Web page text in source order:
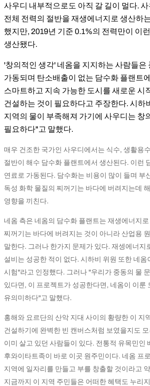
사우디 내부적으로도 아직 갈 길이 멀다.
전체 전력의 절반을 재생에너지로 생산하
했지만, 2019년 기준 0.1%의 전력만이 이
생산됐다.
'창의적인 생각' 네옴을 지지하는 사람들은
가동되며 탄소배출이 없는 담수화 플랜트
스마트하고 지속 가능한 도시를 새로운 시
건설하는 것이 필요하다고 주장한다. 시하
지역의 물이 부족해져 가기에 사우디는 창
필요하다"고 말했다.
매우 건조한 국가인 사우디에서는 식수, 생활용
절반이 해수 담수화 플랜트에서 생산된다. 이런
연료로 가동된다. 담수화는 비용이 많이 들며 부
독성 화학 물질의 찌꺼기는 바다에 버려지는데
영향을 끼친다.
네옴 측은 네옴의 담수화 플랜트는 재생에너지
찌꺼기는 바다에 버려지는 것이 아니라 산업용
말한다. 그러나 한가지 문제가 있다. 재셍에너지
설비는 성공한 적이 없다. 시하비 위원 또한 네옴
시험"라고 인정했다. 그러나 "우리가 중동의 물
있다면, 이 프로젝트가 성공한다면, 네옴이 이룬
유의미하다"고 말했다.
홍해와 요르단의 산악 지대 사이의 황량한 이 지
건설하기에 완벽한 빈 캔버스처럼 보였을지도
이미 살고 있던 사람들이 있다. 전통적 유목민인
후와이타트족이 바로 이곳 원주민이다. 네옴 프
지역에 일자리를 만들고 부를 창출할 것이라고
지금까지 이 지역 주민들은 어떠한 혜택도 누리